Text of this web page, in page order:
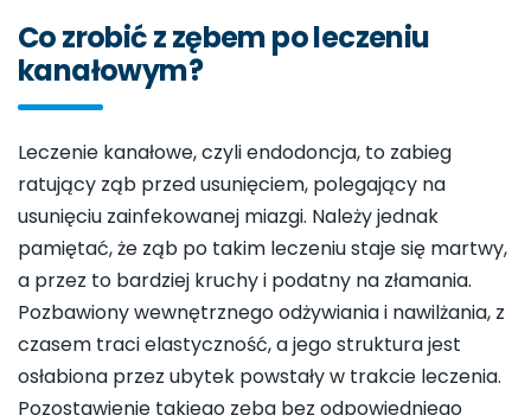
Co zrobić z zębem po leczeniu
kanałowym?
Leczenie kanałowe, czyli endodoncja, to zabieg
ratujący ząb przed usunięciem, polegający na
usunięciu zainfekowanej miazgi. Należy jednak
pamiętać, że ząb po takim leczeniu staje się martwy,
a przez to bardziej kruchy i podatny na złamania.
Pozbawiony wewnętrznego odżywiania i nawilżania, z
czasem traci elastyczność, a jego struktura jest
osłabiona przez ubytek powstały w trakcie leczenia.
Pozostawienie takiego zęba bez odpowiedniego